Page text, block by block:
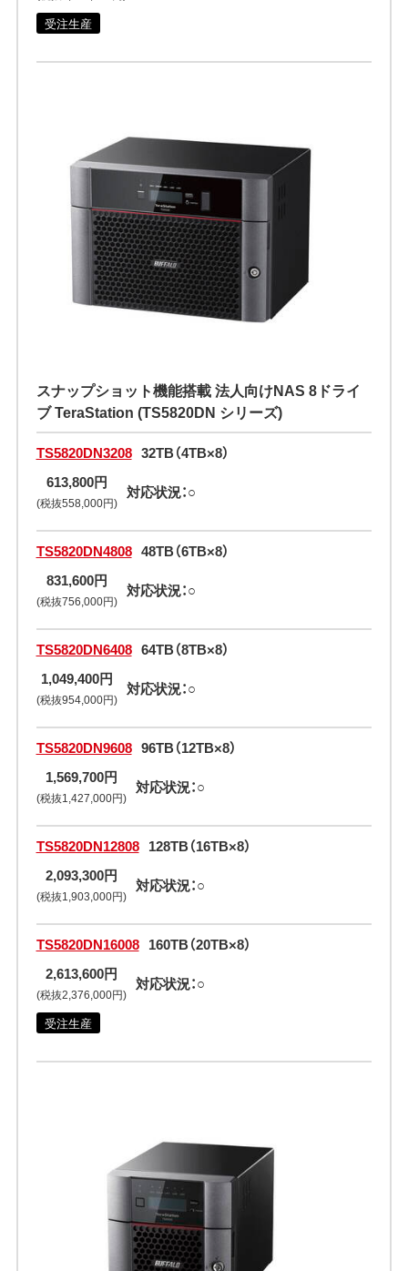
受注生産
スナップショット機能搭載 法人向けNAS 8ドライ
ブ TeraStation (TS5820DN シリーズ)
TS5820DN3208 32TB（4TB×8）
613,800円
(税抜558,000円)
対応状況：○
TS5820DN4808 48TB（6TB×8）
831,600円
(税抜756,000円)
対応状況：○
TS5820DN6408 64TB（8TB×8）
1,049,400円
(税抜954,000円)
対応状況：○
TS5820DN9608 96TB（12TB×8）
1,569,700円
(税抜1,427,000円)
対応状況：○
TS5820DN12808 128TB（16TB×8）
2,093,300円
(税抜1,903,000円)
対応状況：○
TS5820DN16008 160TB（20TB×8）
2,613,600円
(税抜2,376,000円)
対応状況：○
受注生産